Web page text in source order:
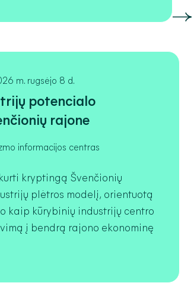
m. rugsėjo 8 d.
potencialo
rajone
informacijos centras
kryptingą Švenčionių
plėtros modelį, orientuotą
kaip kūrybinių industrijų centro
į bendrą rajono ekonominę